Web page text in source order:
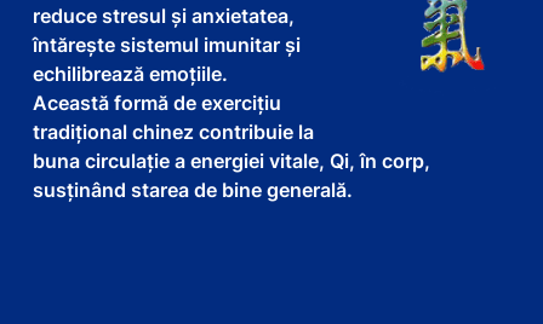
reduce stresul și anxietatea,
întărește sistemul imunitar și
echilibrează emoțiile.
Această formă de exercițiu
tradițional chinez contribuie la
buna circulație a energiei vitale, Qi, în corp,
susținând starea de bine generală.